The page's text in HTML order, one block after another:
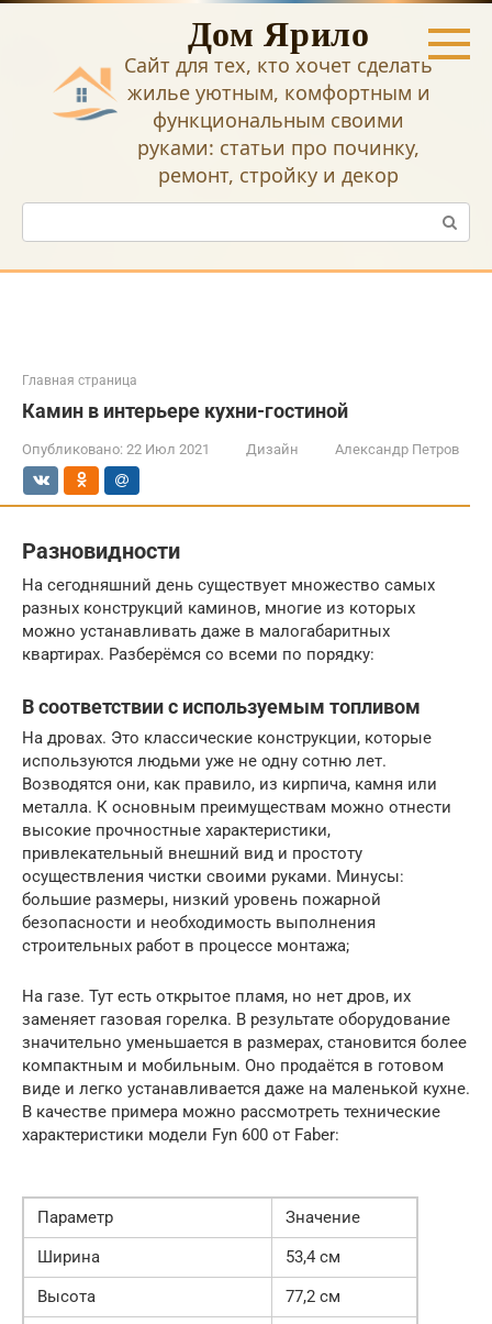
Перейти
Дом Ярило
Сайт для тех, кто хочет сделать
жилье уютным, комфортным и
функциональным своими
руками: статьи про починку,
ремонт, стройку и декор
Поиск:
Главная страница
Камин в интерьере кухни-гостиной
Опубликовано: 22 Июл 2021 Дизайн Александр Петров
Разновидности
На сегодняшний день существует множество самых
разных конструкций каминов, многие из которых
можно устанавливать даже в малогабаритных
квартирах. Разберёмся со всеми по порядку:
В соответствии с используемым топливом
На дровах. Это классические конструкции, которые
используются людьми уже не одну сотню лет.
Возводятся они, как правило, из кирпича, камня или
металла. К основным преимуществам можно отнести
высокие прочностные характеристики,
привлекательный внешний вид и простоту
осуществления чистки своими руками. Минусы:
большие размеры, низкий уровень пожарной
безопасности и необходимость выполнения
строительных работ в процессе монтажа;
На газе. Тут есть открытое пламя, но нет дров, их
заменяет газовая горелка. В результате оборудование
значительно уменьшается в размерах, становится более
компактным и мобильным. Оно продаётся в готовом
виде и легко устанавливается даже на маленькой кухне.
В качестве примера можно рассмотреть технические
характеристики модели Fyn 600 от Faber:
Параметр
Значение
Ширина
53,4 см
Высота
77,2 см